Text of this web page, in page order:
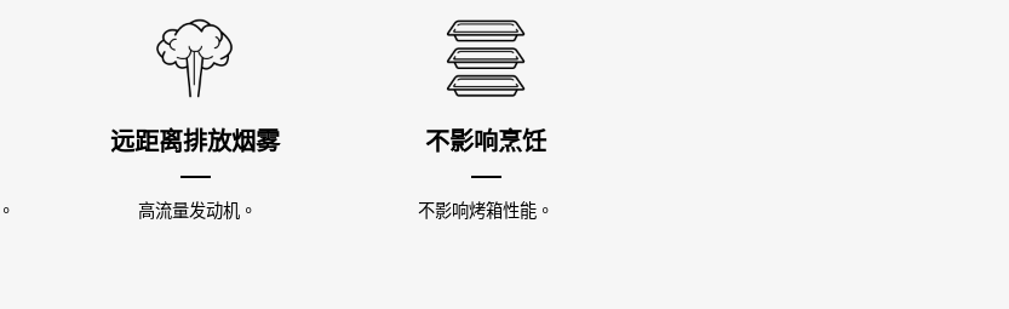
远距离排放烟雾
高流量发动机。
不影响烹饪
不影响烤箱性能。